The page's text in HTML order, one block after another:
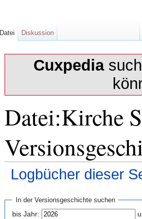
Cuxpedia
Datei:Kirche
Logbücher dieser
In der Versionsgeschichte suchen
bis Jahr:
Datei Diskussion